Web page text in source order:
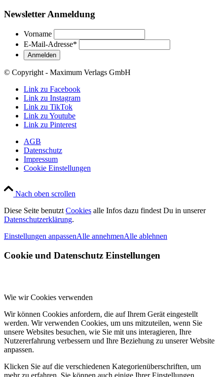
Newsletter Anmeldung
Vorname
E-Mail-Adresse*
© Copyright - Maximum Verlags GmbH
Link zu Facebook
Link zu Instagram
Link zu TikTok
Link zu Youtube
Link zu Pinterest
AGB
Datenschutz
Impressum
Cookie Einstellungen
Nach oben scrollen
Diese Seite benutzt Cookies alle Infos dazu findest Du in unserer
Datenschutzerklärung.
Einstellungen anpassenAlle annehmenAlle ablehnen
Cookie und Datenschutz Einstellungen
Wie wir Cookies verwenden
Wir können Cookies anfordern, die auf Ihrem Gerät eingestellt
werden. Wir verwenden Cookies, um uns mitzuteilen, wenn Sie
unsere Websites besuchen, wie Sie mit uns interagieren, Ihre
Nutzererfahrung verbessern und Ihre Beziehung zu unserer Website
anpassen.
Klicken Sie auf die verschiedenen Kategorienüberschriften, um
mehr zu erfahren. Sie können auch einige Ihrer Einstellungen